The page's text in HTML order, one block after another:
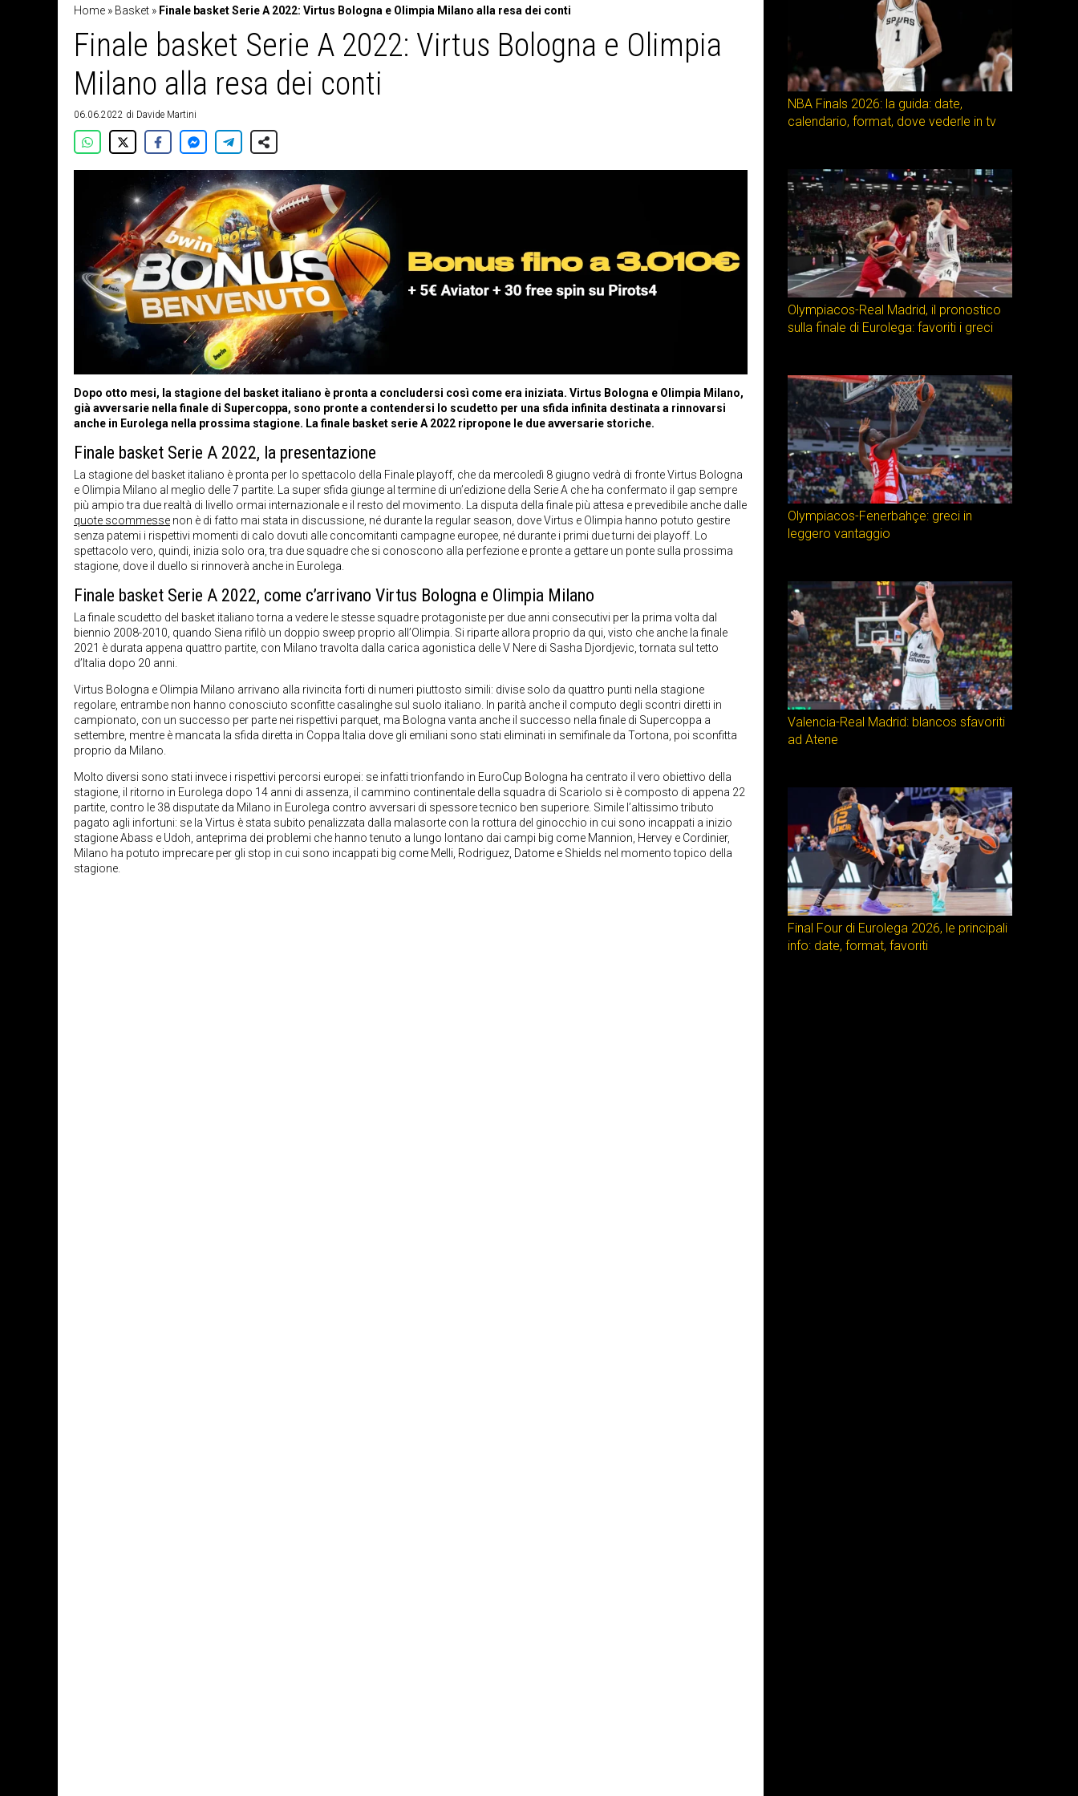
Home » Basket » Finale basket Serie A 2022: Virtus Bologna e Olimpia Milano alla resa dei conti
Finale basket Serie A 2022: Virtus Bologna e Olimpia
Milano alla resa dei conti
06.06.2022 di Davide Martini
Dopo otto mesi, la stagione del basket italiano è pronta a concludersi così come era iniziata. Virtus Bologna e Olimpia Milano,
già avversarie nella finale di Supercoppa, sono pronte a contendersi lo scudetto per una sfida infinita destinata a rinnovarsi
anche in Eurolega nella prossima stagione. La finale basket serie A 2022 ripropone le due avversarie storiche.
Finale basket Serie A 2022, la presentazione
La stagione del basket italiano è pronta per lo spettacolo della Finale playoff, che da mercoledì 8 giugno vedrà di fronte Virtus Bologna
e Olimpia Milano al meglio delle 7 partite. La super sfida giunge al termine di un’edizione della Serie A che ha confermato il gap sempre
più ampio tra due realtà di livello ormai internazionale e il resto del movimento. La disputa della finale più attesa e prevedibile anche dalle
quote scommesse non è di fatto mai stata in discussione, né durante la regular season, dove Virtus e Olimpia hanno potuto gestire
senza patemi i rispettivi momenti di calo dovuti alle concomitanti campagne europee, né durante i primi due turni dei playoff. Lo
spettacolo vero, quindi, inizia solo ora, tra due squadre che si conoscono alla perfezione e pronte a gettare un ponte sulla prossima
stagione, dove il duello si rinnoverà anche in Eurolega.
Finale basket Serie A 2022, come c’arrivano Virtus Bologna e Olimpia Milano
La finale scudetto del basket italiano torna a vedere le stesse squadre protagoniste per due anni consecutivi per la prima volta dal
biennio 2008-2010, quando Siena rifilò un doppio sweep proprio all’Olimpia. Si riparte allora proprio da qui, visto che anche la finale
2021 è durata appena quattro partite, con Milano travolta dalla carica agonistica delle V Nere di Sasha Djordjevic, tornata sul tetto
d’Italia dopo 20 anni.
Virtus Bologna e Olimpia Milano arrivano alla rivincita forti di numeri piuttosto simili: divise solo da quattro punti nella stagione
regolare, entrambe non hanno conosciuto sconfitte casalinghe sul suolo italiano. In parità anche il computo degli scontri diretti in
campionato, con un successo per parte nei rispettivi parquet, ma Bologna vanta anche il successo nella finale di Supercoppa a
settembre, mentre è mancata la sfida diretta in Coppa Italia dove gli emiliani sono stati eliminati in semifinale da Tortona, poi sconfitta
proprio da Milano.
Molto diversi sono stati invece i rispettivi percorsi europei: se infatti trionfando in EuroCup Bologna ha centrato il vero obiettivo della
stagione, il ritorno in Eurolega dopo 14 anni di assenza, il cammino continentale della squadra di Scariolo si è composto di appena 22
partite, contro le 38 disputate da Milano in Eurolega contro avversari di spessore tecnico ben superiore. Simile l’altissimo tributo
pagato agli infortuni: se la Virtus è stata subito penalizzata dalla malasorte con la rottura del ginocchio in cui sono incappati a inizio
stagione Abass e Udoh, anteprima dei problemi che hanno tenuto a lungo lontano dai campi big come Mannion, Hervey e Cordinier,
Milano ha potuto imprecare per gli stop in cui sono incappati big come Melli, Rodriguez, Datome e Shields nel momento topico della
stagione.
NBA Finals 2026: la guida: date,
calendario, format, dove vederle in tv
Olympiacos-Real Madrid, il pronostico
sulla finale di Eurolega: favoriti i greci
Olympiacos-Fenerbahçe: greci in
leggero vantaggio
Valencia-Real Madrid: blancos sfavoriti
ad Atene
Final Four di Eurolega 2026, le principali
info: date, format, favoriti